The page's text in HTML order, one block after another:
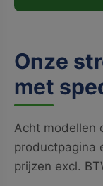
Onze
met
Acht modellen
productpagina
prijzen excl.